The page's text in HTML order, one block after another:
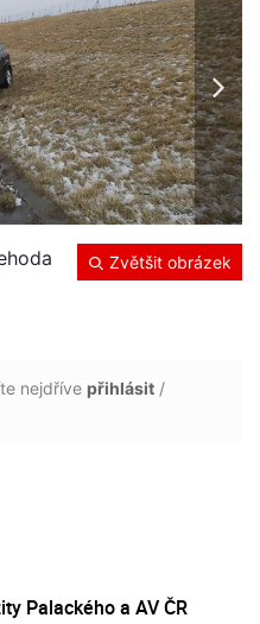
Zvětšit obrázek
nejdříve přihlásit /
Palackého a AV ČR